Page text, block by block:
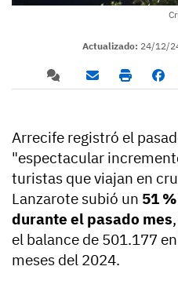
Actualizado: 24/12/
Arrecife registró el
"espectacular
turistas que viajan en
Lanzarote subió un 51
durante el pasado mes
el balance de 501.177
meses del 2024.